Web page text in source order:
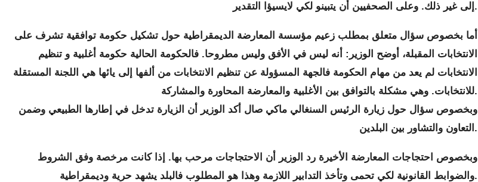
إلى غير ذلك. وعلى الصحفيين أن يتبينو لكي لايسيؤا التقدير.
أما بخصوص سؤال متعلق بمطلب زعيم مؤسسة المعارضة الديمقراطية حول تشكيل حكومة توافقية تشرف على
الانتخابات المقبلة، أوضح الوزير: أنه ليس في الأفق وليس مطروحا. فالحكومة الحالية حكومة أغلبية و تنظيم
الانتخابات لم يعد من مهام الحكومة فالجهة المسؤولة عن تنظيم الانتخابات من ألفها إلى يائها هي اللجنة المستقلة
للانتخابات. وهي مشكلة بالتوافق بين الأغلبية والمعارضة المحاورة والمشاركة.
وبخصوص سؤال حول زيارة الرئيس السنغالي ماكي صال أكد الوزير أن الزيارة تدخل في إطارها الطبيعي وضمن
التعاون والتشاور بين البلدين.
وبخصوص احتجاجات المعارضة الأخيرة رد الوزير أن الاحتجاجات مرحب بها. إذا كانت مرخصة وفق الشروط
والضوابط القانونية لكي تحمى وتأخذ التدابير اللازمة وهذا هو المطلوب فالبلد يشهد حرية وديمقراطية.